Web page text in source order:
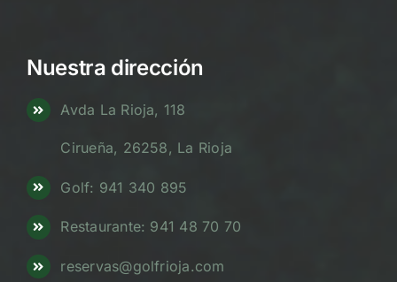
Nuestra dirección
Avda La Rioja, 118
Cirueña, 26258, La Rioja
Golf: 941 340 895
Restaurante: 941 48 70 70
reservas@golfrioja.com